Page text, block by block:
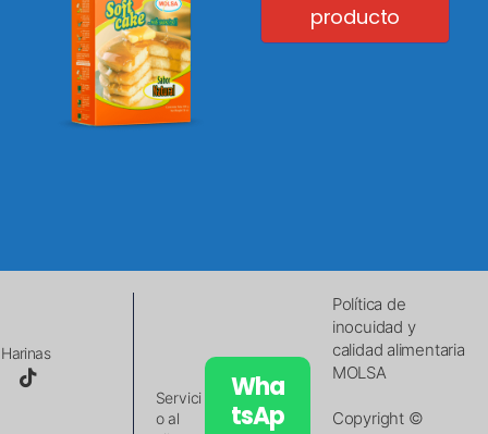
producto
Servici
o al
Wha
tsAp
Política de
inocuidad y
calidad alimentaria
MOLSA
Copyright ©